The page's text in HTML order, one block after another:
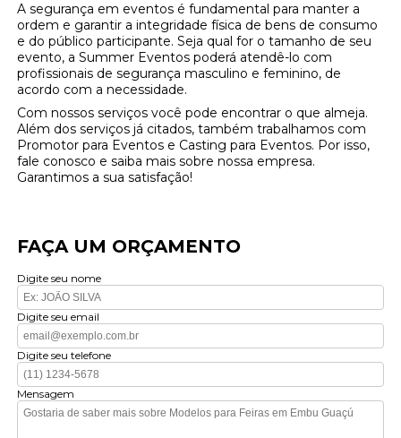
A segurança em eventos é fundamental para manter a
ordem e garantir a integridade física de bens de consumo
e do público participante. Seja qual for o tamanho de seu
evento, a Summer Eventos poderá atendê-lo com
profissionais de segurança masculino e feminino, de
acordo com a necessidade.
Com nossos serviços você pode encontrar o que almeja.
Além dos serviços já citados, também trabalhamos com
Promotor para Eventos e Casting para Eventos. Por isso,
fale conosco e saiba mais sobre nossa empresa.
Garantimos a sua satisfação!
FAÇA UM ORÇAMENTO
Digite seu nome
Digite seu email
Digite seu telefone
Mensagem